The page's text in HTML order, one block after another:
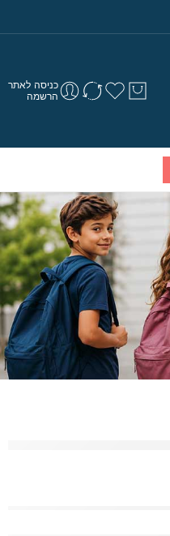
כניסה לאתר
הרשמה